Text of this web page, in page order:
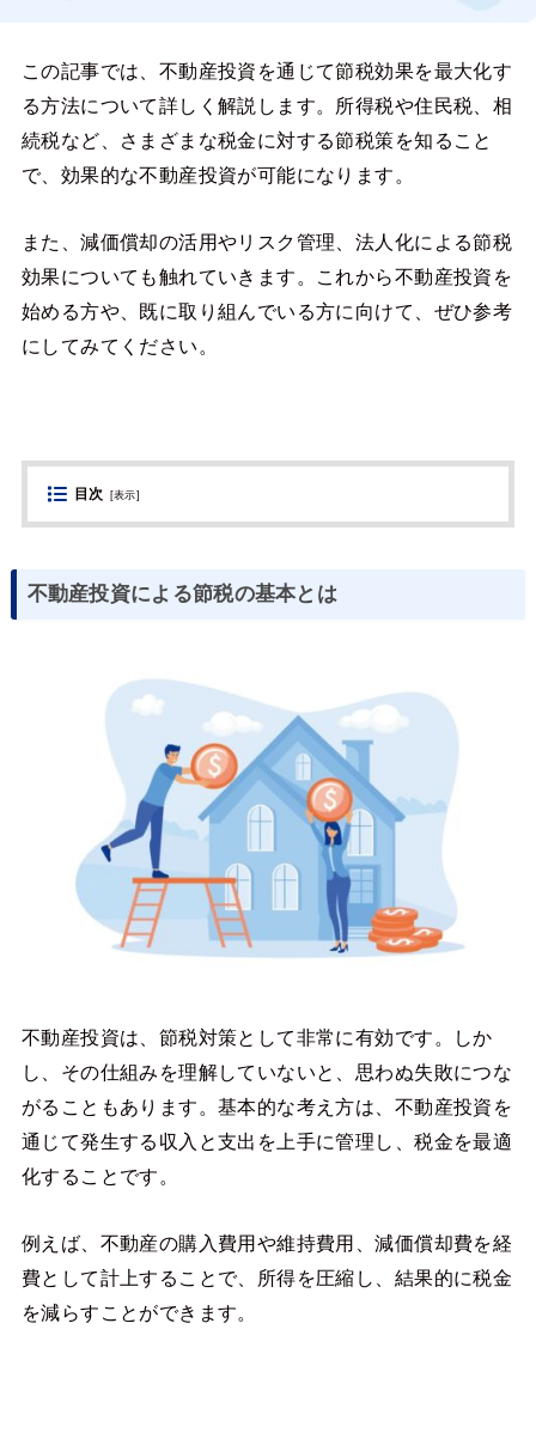
この記事では、不動産投資を通じて節税効果を最大化す
る方法について詳しく解説します。所得税や住民税、相
続税など、さまざまな税金に対する節税策を知ること
で、効果的な不動産投資が可能になります。
また、減価償却の活用やリスク管理、法人化による節税
効果についても触れていきます。これから不動産投資を
始める方や、既に取り組んでいる方に向けて、ぜひ参考
にしてみてください。
目次 [表示]
不動産投資による節税の基本とは
不動産投資は、節税対策として非常に有効です。しか
し、その仕組みを理解していないと、思わぬ失敗につな
がることもあります。基本的な考え方は、不動産投資を
通じて発生する収入と支出を上手に管理し、税金を最適
化することです。
例えば、不動産の購入費用や維持費用、減価償却費を経
費として計上することで、所得を圧縮し、結果的に税金
を減らすことができます。